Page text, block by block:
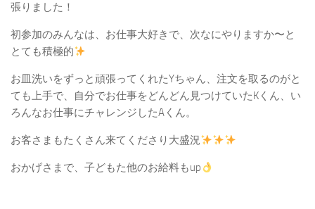
張りました！
初参加のみんなは、お仕事大好きで、次なにやりますか〜と
とても積極的
お皿洗いをずっと頑張ってくれたYちゃん、注文を取るのがと
ても上手で、自分でお仕事をどんどん見つけていたKくん、い
ろんなお仕事にチャレンジしたAくん。
お客さまもたくさん来てくださり大盛況
おかげさまで、子どもた他のお給料もup